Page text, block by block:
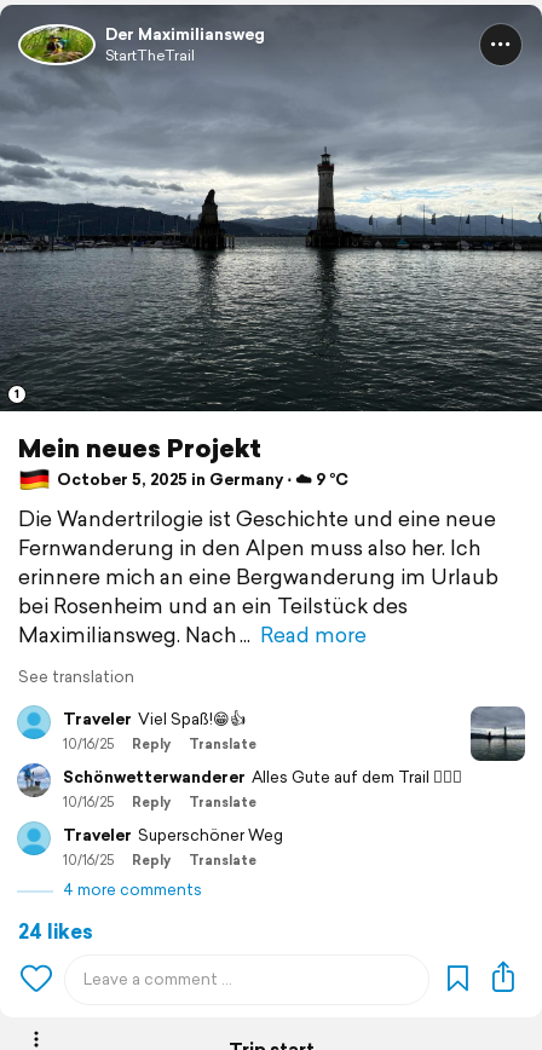
Der Maximiliansweg
StartTheTrail
1
Mein neues Projekt
October 5, 2025 in Germany ⋅ ☁️ 9 °C
Die Wandertrilogie ist Geschichte und eine neue
Fernwanderung in den Alpen muss also her. Ich
erinnere mich an eine Bergwanderung im Urlaub
bei Rosenheim und an ein Teilstück des
Maximiliansweg. Nach
Read more
See translation
Traveler Viel Spaß!😁👍
10/16/25 Reply Translate
Schönwetterwanderer Alles Gute auf dem Trail 🙋🏻‍♂️
10/16/25 Reply Translate
Traveler Superschöner Weg
10/16/25 Reply Translate
4 more comments
24 likes